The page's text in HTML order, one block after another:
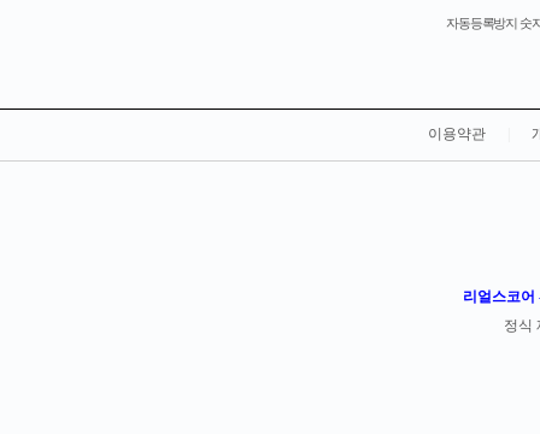
자동등록방지 숫
이용약관
리얼스코어
정식